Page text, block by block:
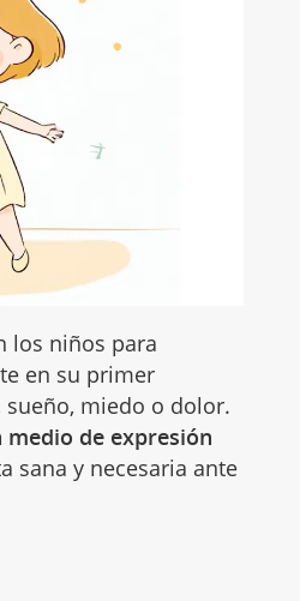
los niños para
en su primer
miedo o dolor.
de expresión
sana y necesaria ante